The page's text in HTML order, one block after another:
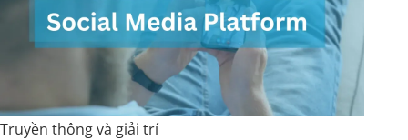
Truyền thông và giải trí